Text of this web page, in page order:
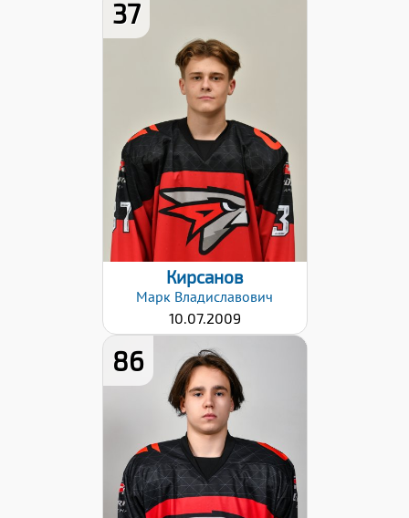
37
179
Вес:
75
Хват клюшки:
Левый
Разряд:
1юн
Дата заявки:
06.09.2024
Кирсанов
Марк Владиславович
10.07.2009
86
Рост:
168
Вес:
71
Хват клюшки:
Левый